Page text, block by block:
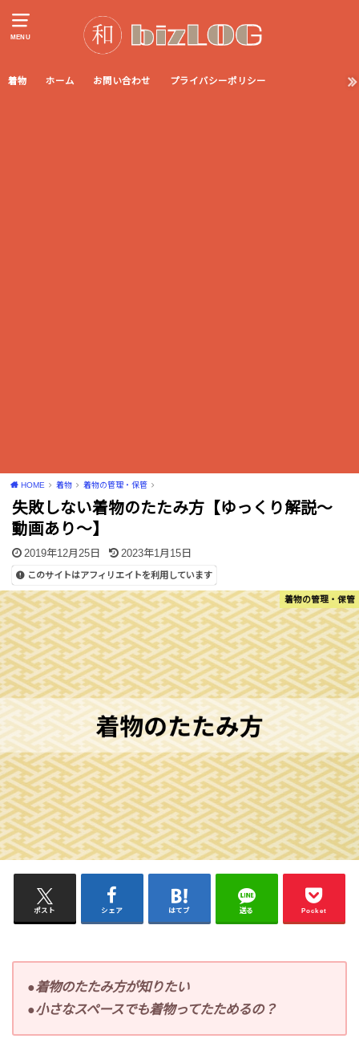
MENU
着物 ホーム お問い合わせ プライバシーポリシー
HOME 着物 着物の管理・保管
失敗しない着物のたたみ方【ゆっくり解説〜
動画あり〜】
2019年12月25日 2023年1月15日
このサイトはアフィリエイトを利用しています
着物の管理・保管
ポスト シェア はてブ 送る Pocket
●着物のたたみ方が知りたい
●小さなスペースでも着物ってたためるの？